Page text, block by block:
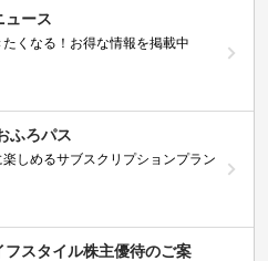
ュース
くなる！お得な情報を掲載中
ふろパス
しめるサブスクリプションプラン
フスタイル株主優待のご案